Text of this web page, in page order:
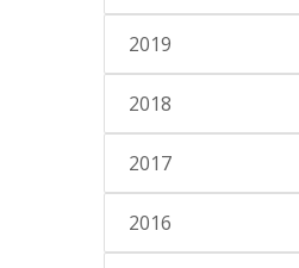
2019
2018
2017
2016